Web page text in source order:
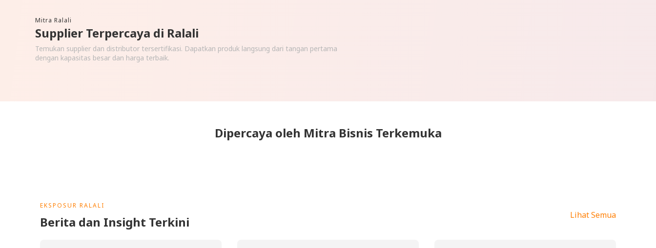
Mitra Ralali
Supplier Terpercaya di Ralali
Temukan supplier dan distributor tersertifikasi. Dapatkan produk langsung dari tangan pertama
dengan kapasitas besar dan harga terbaik.
Dipercaya oleh Mitra Bisnis Terkemuka
EKSPOSUR RALALI
Berita dan Insight Terkini Lihat Semua